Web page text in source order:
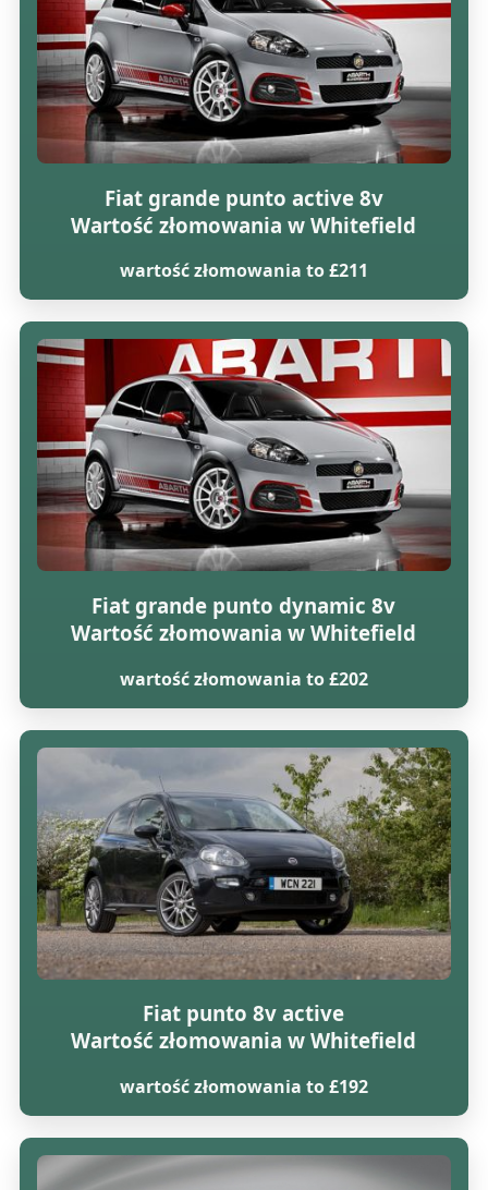
Fiat grande punto active 8v
Wartość złomowania w Whitefield
wartość złomowania to £211
Fiat grande punto dynamic 8v
Wartość złomowania w Whitefield
wartość złomowania to £202
Fiat punto 8v active
Wartość złomowania w Whitefield
wartość złomowania to £192